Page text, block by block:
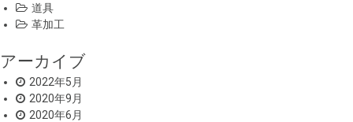
道具
革加工
アーカイブ
2022年5月
2020年9月
2020年6月